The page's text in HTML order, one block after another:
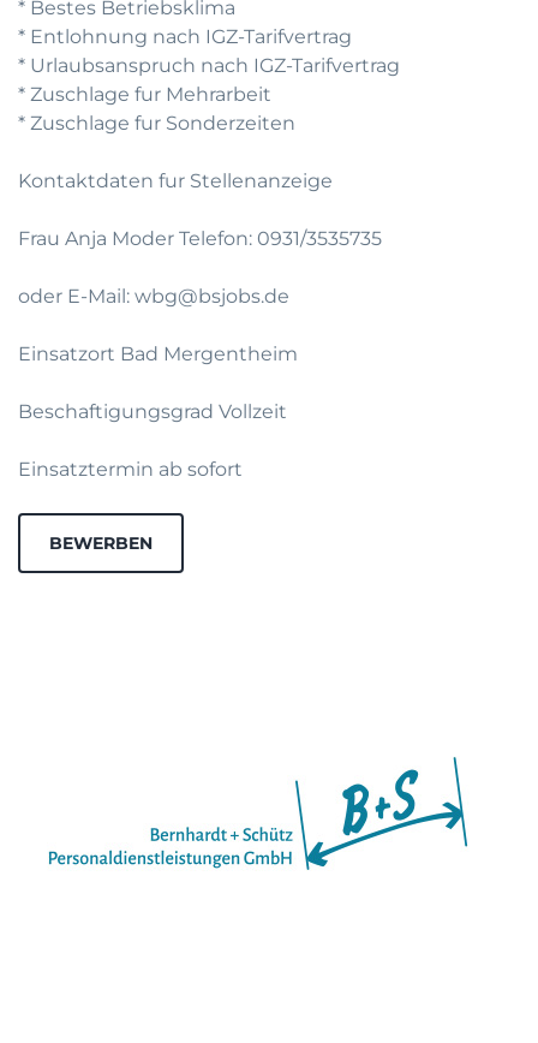
* Bestes Betriebsklima
* Entlohnung nach IGZ-Tarifvertrag
* Urlaubsanspruch nach IGZ-Tarifvertrag
* Zuschlage fur Mehrarbeit
* Zuschlage fur Sonderzeiten
Kontaktdaten fur Stellenanzeige
Frau Anja Moder Telefon: 0931/3535735
oder E-Mail: wbg@bsjobs.de
Einsatzort Bad Mergentheim
Beschaftigungsgrad Vollzeit
Einsatztermin ab sofort
BEWERBEN